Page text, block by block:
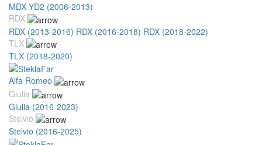
MDX YD2 (2006-2013)
RDX
RDX (2013-2016) RDX (2016-2018) RDX (2018-2022)
TLX
TLX (2018-2020)
Alfa Romeo
Giulia
Giulia (2016-2023)
Stelvio
Stelvio (2016-2025)